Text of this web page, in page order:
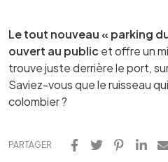
Le tout nouveau « parking
ouvert au public et offre un
trouve juste derrière le port,
Saviez-vous que le ruisseau
colombier ?
PARTAGER